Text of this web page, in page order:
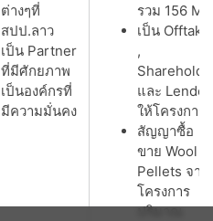
ต่างๆที่
สปป.ลาว
เป็น Partner
ที่มีศักยภาพ
เป็นองค์กรที่
มีความมั่นคง
รวม 156
เป็น
,
และ Lender
ให้โครงการ
สัญญาซื้อ
ขาย Wool
Pellets จาก
โครงการ
ปริมาณ